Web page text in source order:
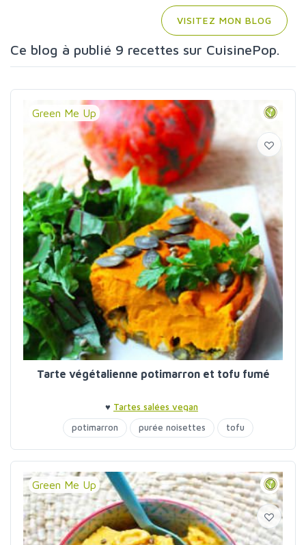
VISITEZ MON BLOG
Ce blog à publié 9 recettes sur CuisinePop.
Green Me Up
Tarte végétalienne potimarron et tofu fumé
♥ Tartes salées vegan
potimarron
purée noisettes tofu
Green Me Up